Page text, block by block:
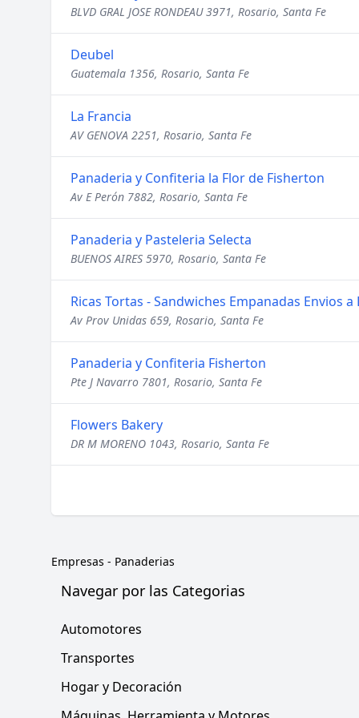
BLVD GRAL JOSE RONDEAU 3971, Rosario, Santa Fe
Deubel
Guatemala 1356, Rosario, Santa Fe
La Francia
AV GENOVA 2251, Rosario, Santa Fe
Panaderia y Confiteria la Flor de Fisherton
Av E Perón 7882, Rosario, Santa Fe
Panaderia y Pasteleria Selecta
BUENOS AIRES 5970, Rosario, Santa Fe
Ricas Tortas - Sandwiches Empanadas Envios
Av Prov Unidas 659, Rosario, Santa Fe
Panaderia y Confiteria Fisherton
Pte J Navarro 7801, Rosario, Santa Fe
Flowers Bakery
DR M MORENO 1043, Rosario, Santa Fe
Empresas - Panaderias
Navegar por las Categorias
Automotores
Transportes
Hogar y Decoración